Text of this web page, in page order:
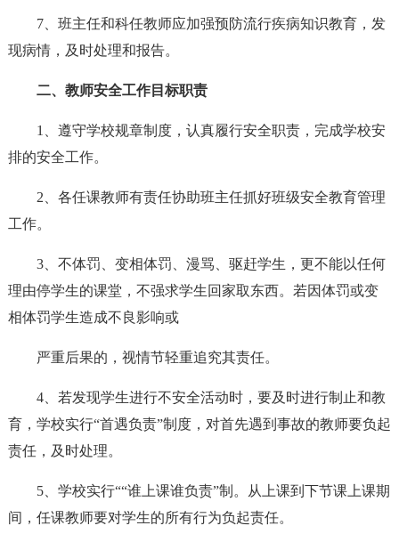
7、班主任和科任教师应加强预防流行疾病知识教育，发
现病情，及时处理和报告。
二、教师安全工作目标职责
1、遵守学校规章制度，认真履行安全职责，完成学校安
排的安全工作。
2、各任课教师有责任协助班主任抓好班级安全教育管理
工作。
3、不体罚、变相体罚、漫骂、驱赶学生，更不能以任何
理由停学生的课堂，不强求学生回家取东西。若因体罚或变
相体罚学生造成不良影响或
严重后果的，视情节轻重追究其责任。
4、若发现学生进行不安全活动时，要及时进行制止和教
育，学校实行“首遇负责”制度，对首先遇到事故的教师要负起
责任，及时处理。
5、学校实行““谁上课谁负责”制。从上课到下节课上课期
间，任课教师要对学生的所有行为负起责任。